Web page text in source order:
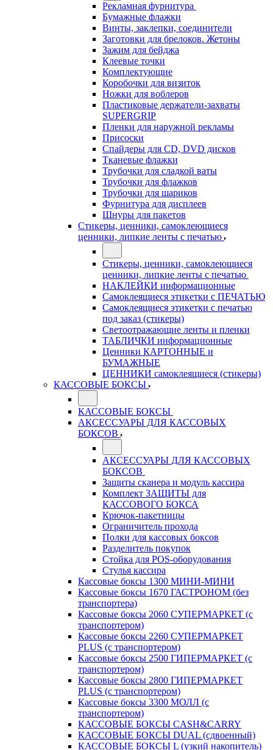
Рекламная фурнитура
Бумажные флажки
Винты, заклепки, соединители
Заготовки для брелоков. Жетоны
Зажим для бейджа
Клеевые точки
Комплектующие
Коробочки для визиток
Ножки для воблеров
Пластиковые держатели-захваты
SUPERGRIP
Пленки для наружной рекламы
Присоски
Спайдеры для CD, DVD дисков
Тканевые флажки
Трубочки для сладкой ваты
Трубочки для флажков
Трубочки для шариков
Фурнитура для дисплеев
Шнуры для пакетов
Стикеры, ценники, самоклеющиеся
ценники, липкие ленты с печатью
Стикеры, ценники, самоклеющиеся
ценники, липкие ленты с печатью
НАКЛЕЙКИ информационные
Самоклеящиеся этикетки с ПЕЧАТЬЮ
Самоклеящиеся этикетки с печатью
под заказ (стикеры)
Светоотражающие ленты и пленки
ТАБЛИЧКИ информационные
Ценники КАРТОННЫЕ и
БУМАЖНЫЕ
ЦЕННИКИ самоклеящиеся (стикеры)
КАССОВЫЕ БОКСЫ
КАССОВЫЕ БОКСЫ
АКСЕССУАРЫ ДЛЯ КАССОВЫХ
БОКСОВ
АКСЕССУАРЫ ДЛЯ КАССОВЫХ
БОКСОВ
Защиты сканера и модуль кассира
Комплект ЗАЩИТЫ для
КАССОВОГО БОКСА
Крючок-пакетницы
Ограничитель прохода
Полки для кассовых боксов
Разделитель покупок
Стойка для POS-оборудования
Стулья кассира
Кассовые боксы 1300 МИНИ-МИНИ
Кассовые боксы 1670 ГАСТРОНОМ (без
транспортера)
Кассовые боксы 2060 СУПЕРМАРКЕТ (с
транспортером)
Кассовые боксы 2260 СУПЕРМАРКЕТ
PLUS (с транспортером)
Кассовые боксы 2500 ГИПЕРМАРКЕТ (с
транспортером)
Кассовые боксы 2800 ГИПЕРМАРКЕТ
PLUS (с транспортером)
Кассовые боксы 3300 МОЛЛ (с
транспортером)
КАССОВЫЕ БОКСЫ CASH&CARRY
КАССОВЫЕ БОКСЫ DUAL (сдвоенный)
КАССОВЫЕ БОКСЫ L (узкий накопитель)